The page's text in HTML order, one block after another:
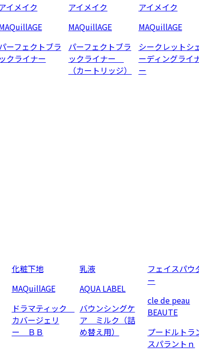
イメイク
ーフェクトブラ
ックライナー
アイメイク
MAQuillAGE
パーフェクトブラ
ックライナー
（カートリッジ）
アイメイク
MAQuillAGE
シークレットシ
ーディングライ
ー
化粧下地
MAQuillAGE
ドラマティック
カバージェリ
ー ＢＢ
乳液
AQUA LABEL
バウンシングケ
ア ミルク（詰
め替え用）
フェイスパウ
ー
cle de peau
BEAUTE
プードルトラ
スパラントｎ